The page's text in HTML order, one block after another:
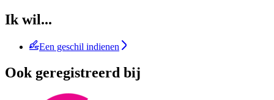
Ik wil...
Een geschil indienen
Ook geregistreerd bij